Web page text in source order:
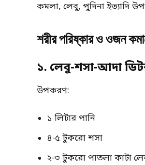
কমলা, লেবু, পুদিনা ইত্যাদি
শরীর পরিষ্কার ও ওজন
১. লেবু-শসা-আদা
উপকরণ:
১ লিটার পানি
৪-৫ টুকরো শসা
২-৩ টুকরো পাতলা কাটা